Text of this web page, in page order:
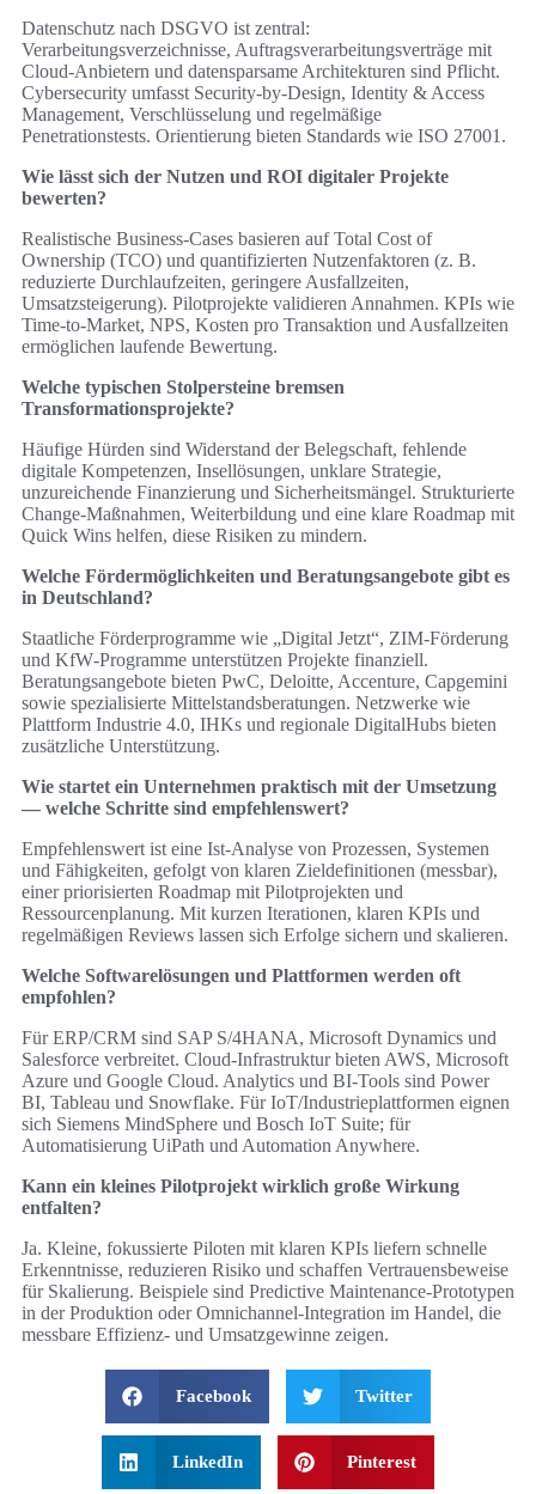
Datenschutz nach DSGVO ist zentral:
Verarbeitungsverzeichnisse, Auftragsverarbeitungsverträge mit
Cloud‑Anbietern und datensparsame Architekturen sind Pflicht.
Cybersecurity umfasst Security‑by‑Design, Identity & Access
Management, Verschlüsselung und regelmäßige
Penetrationstests. Orientierung bieten Standards wie ISO 27001.
Wie lässt sich der Nutzen und ROI digitaler Projekte
bewerten?
Realistische Business‑Cases basieren auf Total Cost of
Ownership (TCO) und quantifizierten Nutzenfaktoren (z. B.
reduzierte Durchlaufzeiten, geringere Ausfallzeiten,
Umsatzsteigerung). Pilotprojekte validieren Annahmen. KPIs wie
Time‑to‑Market, NPS, Kosten pro Transaktion und Ausfallzeiten
ermöglichen laufende Bewertung.
Welche typischen Stolpersteine bremsen
Transformationsprojekte?
Häufige Hürden sind Widerstand der Belegschaft, fehlende
digitale Kompetenzen, Insellösungen, unklare Strategie,
unzureichende Finanzierung und Sicherheitsmängel. Strukturierte
Change‑Maßnahmen, Weiterbildung und eine klare Roadmap mit
Quick Wins helfen, diese Risiken zu mindern.
Welche Fördermöglichkeiten und Beratungsangebote gibt es
in Deutschland?
Staatliche Förderprogramme wie „Digital Jetzt“, ZIM‑Förderung
und KfW‑Programme unterstützen Projekte finanziell.
Beratungsangebote bieten PwC, Deloitte, Accenture, Capgemini
sowie spezialisierte Mittelstandsberatungen. Netzwerke wie
Plattform Industrie 4.0, IHKs und regionale DigitalHubs bieten
zusätzliche Unterstützung.
Wie startet ein Unternehmen praktisch mit der Umsetzung
— welche Schritte sind empfehlenswert?
Empfehlenswert ist eine Ist‑Analyse von Prozessen, Systemen
und Fähigkeiten, gefolgt von klaren Zieldefinitionen (messbar),
einer priorisierten Roadmap mit Pilotprojekten und
Ressourcenplanung. Mit kurzen Iterationen, klaren KPIs und
regelmäßigen Reviews lassen sich Erfolge sichern und skalieren.
Welche Softwarelösungen und Plattformen werden oft
empfohlen?
Für ERP/CRM sind SAP S/4HANA, Microsoft Dynamics und
Salesforce verbreitet. Cloud‑Infrastruktur bieten AWS, Microsoft
Azure und Google Cloud. Analytics und BI‑Tools sind Power
BI, Tableau und Snowflake. Für IoT/Industrieplattformen eignen
sich Siemens MindSphere und Bosch IoT Suite; für
Automatisierung UiPath und Automation Anywhere.
Kann ein kleines Pilotprojekt wirklich große Wirkung
entfalten?
Ja. Kleine, fokussierte Piloten mit klaren KPIs liefern schnelle
Erkenntnisse, reduzieren Risiko und schaffen Vertrauensbeweise
für Skalierung. Beispiele sind Predictive Maintenance‑Prototypen
in der Produktion oder Omnichannel‑Integration im Handel, die
messbare Effizienz‑ und Umsatzgewinne zeigen.
Facebook Twitter
LinkedIn Pinterest